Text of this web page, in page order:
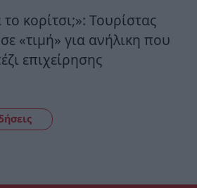
κορίτσι;»: Τουρίστας
«τιμή» για ανήλικη που
επιχείρησης